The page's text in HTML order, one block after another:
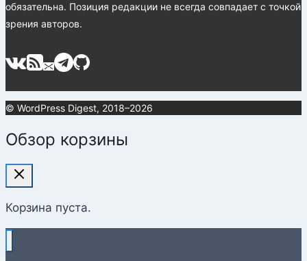
обязательна. Позиция редакции не всегда совпадает с точкой
зрения авторов.
© WordPress Digest, 2018–2026
Обзор корзины
Корзина пуста.